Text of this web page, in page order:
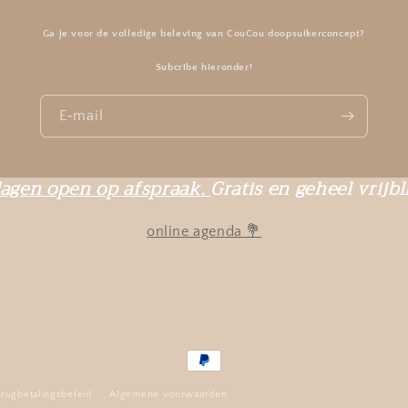
Ga je voor de volledige beleving van CouCou doopsuikerconcept?
Subcribe hieronder!
E‑mail
open op afspraak.Gratis en geheel
online agenda 💐
Betaalmethoden
Algemene voorwaarden